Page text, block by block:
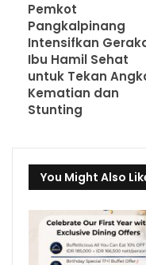
Pemkot
Pangkalpinang
Intensifkan
Ibu Hamil Sehat
untuk Tekan
Kematian dan
Stunting
You Might Also